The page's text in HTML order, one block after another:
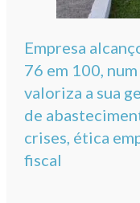
Empresa
76 em 100,
valoriza a sua
de
crises, ética
fiscal